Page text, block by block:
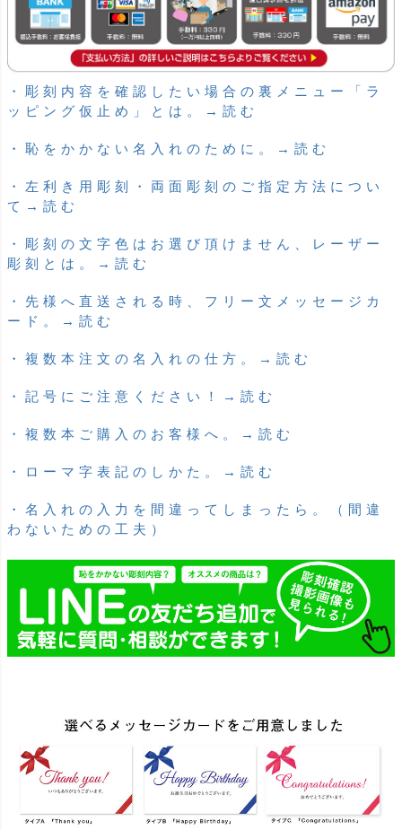
・彫刻内容を確認したい場合の裏メニュー「ラ
ッピング仮止め」とは。→読む
・恥をかかない名入れのために。→読む
・左利き用彫刻・両面彫刻のご指定方法につい
て→読む
・彫刻の文字色はお選び頂けません、レーザー
彫刻とは。→読む
・先様へ直送される時、フリー文メッセージカ
ード。→読む
・複数本注文の名入れの仕方。→読む
・記号にご注意ください！→読む
・複数本ご購入のお客様へ。→読む
・ローマ字表記のしかた。→読む
・名入れの入力を間違ってしまったら。（間違
わないための工夫）